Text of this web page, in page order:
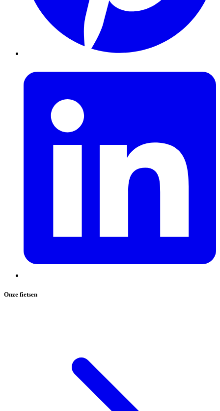
Onze fietsen